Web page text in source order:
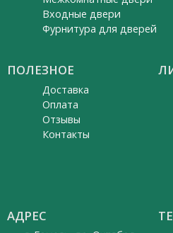
Входные двери
Фурнитура для дверей
ПОЛЕЗНОЕ
Доставка
Оплата
Отзывы
Контакты
АДРЕС